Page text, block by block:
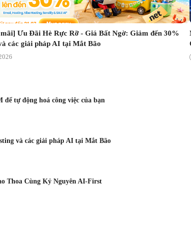
Ưu Đãi Hè Rực Rỡ - Giá Bất Ngờ: Giảm đến 30%
các giải pháp AI tại Mắt Bão
tự động hoá công việc của bạn
và các giải pháp AI tại Mắt Bão
Thoa Cùng Kỷ Nguyên AI-First